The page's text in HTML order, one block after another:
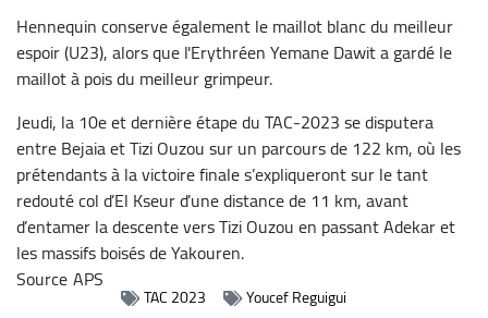
Hennequin conserve également le maillot blanc du meilleur
espoir (U23), alors que l'Erythréen Yemane Dawit a gardé le
maillot à pois du meilleur grimpeur.
Jeudi, la 10e et dernière étape du TAC-2023 se disputera
entre Bejaia et Tizi Ouzou sur un parcours de 122 km, où les
prétendants à la victoire finale s’expliqueront sur le tant
redouté col d’El Kseur d’une distance de 11 km, avant
d’entamer la descente vers Tizi Ouzou en passant Adekar et
les massifs boisés de Yakouren.
SourceAPS
TAC 2023 Youcef Reguigui